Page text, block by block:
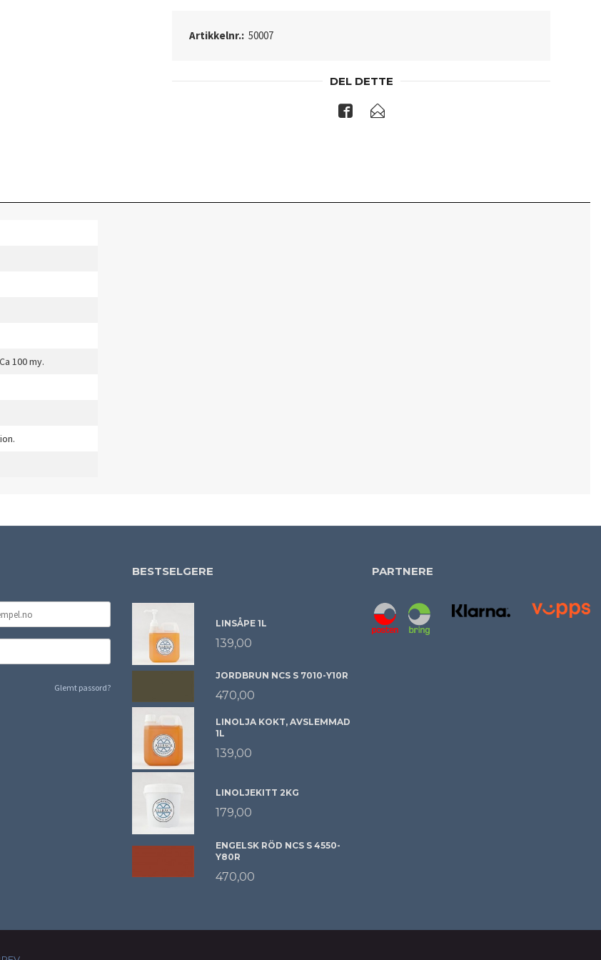
Artikkelnr.: 50007
DEL DETTE
100 my.
Glemt passord?
BESTSELGERE
LINSÅPE 1L
139,00
JORDBRUN NCS S 7010-Y10R
470,00
LINOLJA KOKT, AVSLEMMAD
1L
139,00
LINOLJEKITT 2KG
179,00
ENGELSK RÖD NCS S 4550-
Y80R
470,00
PARTNERE